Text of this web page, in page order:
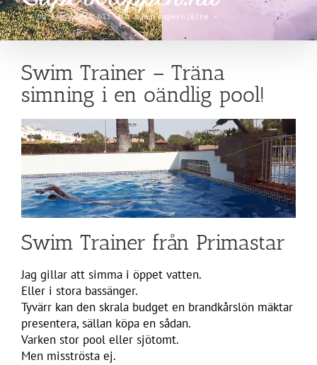
Swim Trainer – Träna
simning i en oändlig pool!
Swim Trainer från Primastar
Jag gillar att simma i öppet vatten.
Eller i stora bassänger.
Tyvärr kan den skrala budget en brandkårslön mäktar
presentera, sällan köpa en sådan.
Varken stor pool eller sjötomt.
Men misströsta ej.